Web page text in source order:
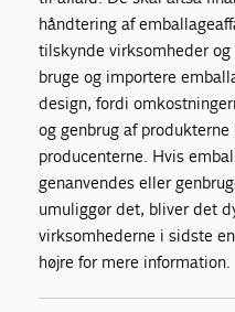
håndtering af
tilskynde virksomheder
bruge og importere
design, fordi
og genbrug af
producenterne. Hvis
genanvendes eller
umuliggør det, bliver det
virksomhederne i sidste
højre for mere information.